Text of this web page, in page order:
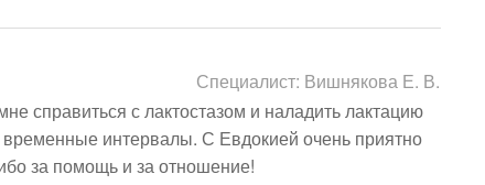
Специалист: Вишнякова Е. В.
справиться с лактостазом и наладить лактацию
интервалы. С Евдокией очень приятно
за помощь и за отношение!